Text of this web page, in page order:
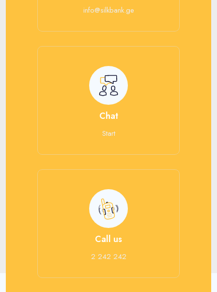
info@silkbank.ge
Chat
Start
Call us
2 242 242